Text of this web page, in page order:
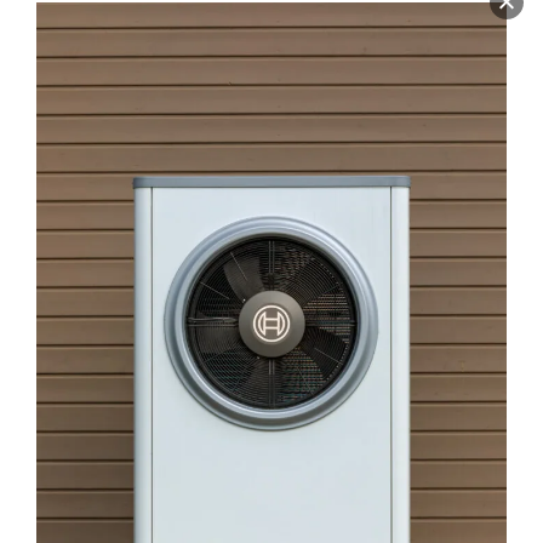
Kundendienst in Berlin und
Umgebung